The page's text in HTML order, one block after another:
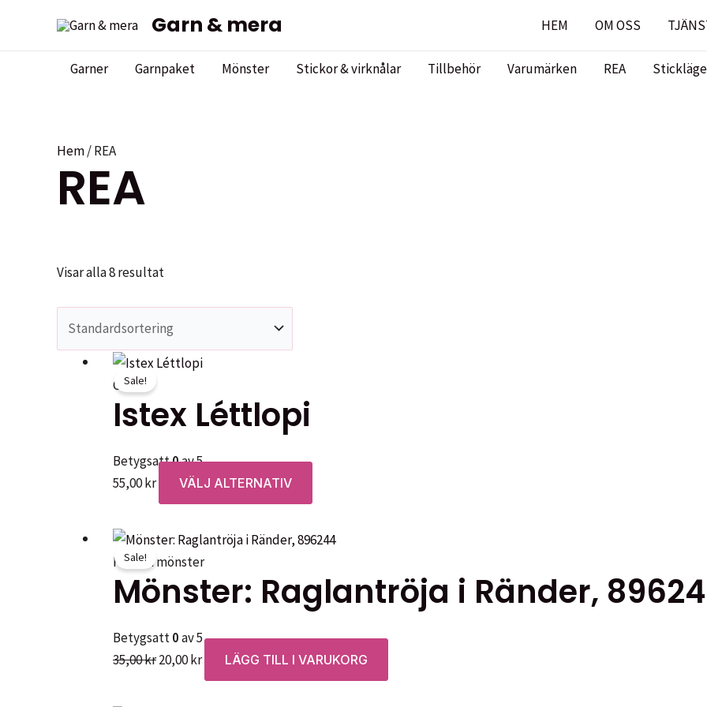
Garn & mera HEM OM OSS
Garner Garnpaket Mönster Stickor & virknålar Tillbehör Varumärken REA
Hem/ REA
REA
Visar alla 8 resultat
Sale!
Garner
Istex Léttlopi
Betygsatt0av 5
55,00kr VÄLJ ALTERNATIV
här
har
varianter.
De
olika
alternativen
kan
Sale!
Permin mönster
Mönster: Raglantröja i Ränder,
Betygsatt0av 5
35,00krDet
ursprungliga
20,00krDet
nuvarande
LÄGG TILL I VARUKORG